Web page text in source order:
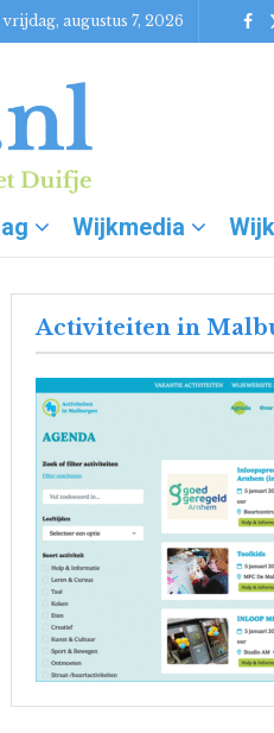
vrijdag, augustus 7, 2026
Wijkmedia
Activiteiten in